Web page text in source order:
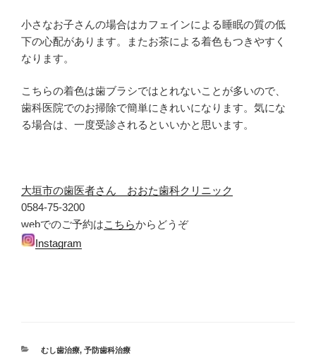
小さなお子さんの場合はカフェインによる睡眠の質の低
下の心配があります。またお茶による着色もつきやすく
なります。
こちらの着色は歯ブラシではとれないことが多いので、
歯科医院でのお掃除で簡単にきれいになります。気にな
る場合は、一度受診されるといいかと思います。
大垣市の歯医者さん おおた歯科クリニック
0584-75-3200
webでのご予約はこちらからどうぞ
Instagram
カ
むし歯治療, 予防歯科治療